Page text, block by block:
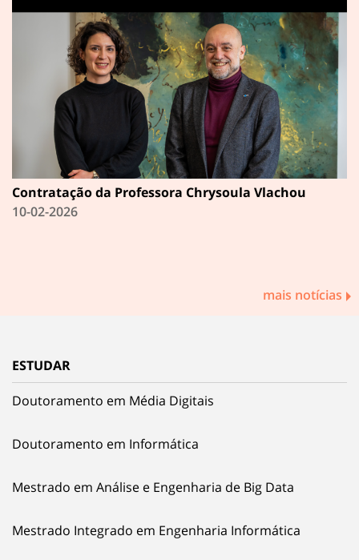
Contratação da Professora Chrysoula Vlachou
10-02-2026
mais notícias
ESTUDAR
Doutoramento em Média Digitais
Doutoramento em Informática
Mestrado em Análise e Engenharia de Big Data
Mestrado Integrado em Engenharia Informática